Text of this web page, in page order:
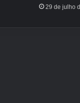
29 de julho